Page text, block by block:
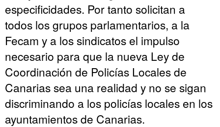
especificidades. Por tanto solicitan a
todos los grupos parlamentarios, a la
Fecam y a los sindicatos el impulso
necesario para que la nueva Ley de
Coordinación de Policías Locales de
Canarias sea una realidad y no se sigan
discriminando a los policías locales en los
ayuntamientos de Canarias.